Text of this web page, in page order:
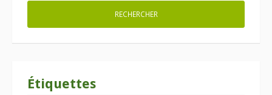
Étiquettes